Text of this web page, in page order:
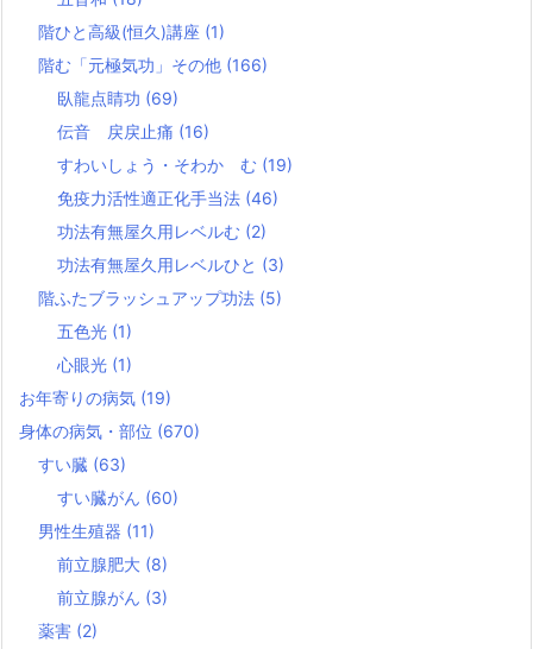
階ひと高級(恒久)講座 (1)
階む「元極気功」その他 (166)
臥龍点睛功 (69)
伝音 戻戻止痛 (16)
すわいしょう・そわか む (19)
免疫力活性適正化手当法 (46)
功法有無屋久用レベルむ (2)
功法有無屋久用レベルひと (3)
階ふたブラッシュアップ功法 (5)
五色光 (1)
心眼光 (1)
お年寄りの病気 (19)
身体の病気・部位 (670)
すい臓 (63)
すい臓がん (60)
男性生殖器 (11)
前立腺肥大 (8)
前立腺がん (3)
薬害 (2)